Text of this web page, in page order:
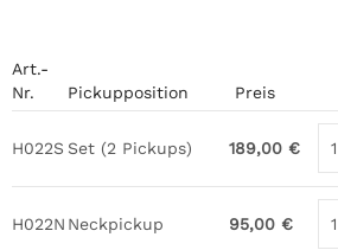
Art.-
Nr.
Pickupposition Preis
H022S Set (2 Pickups) 189,00 €
H022N Neckpickup 95,00 €